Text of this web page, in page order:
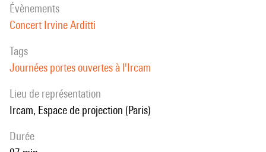
évènements
Concert Irvine Arditti
Tags
Journées portes ouvertes à l'Ircam
Lieu de représentation
Ircam, Espace de projection (Paris)
durée